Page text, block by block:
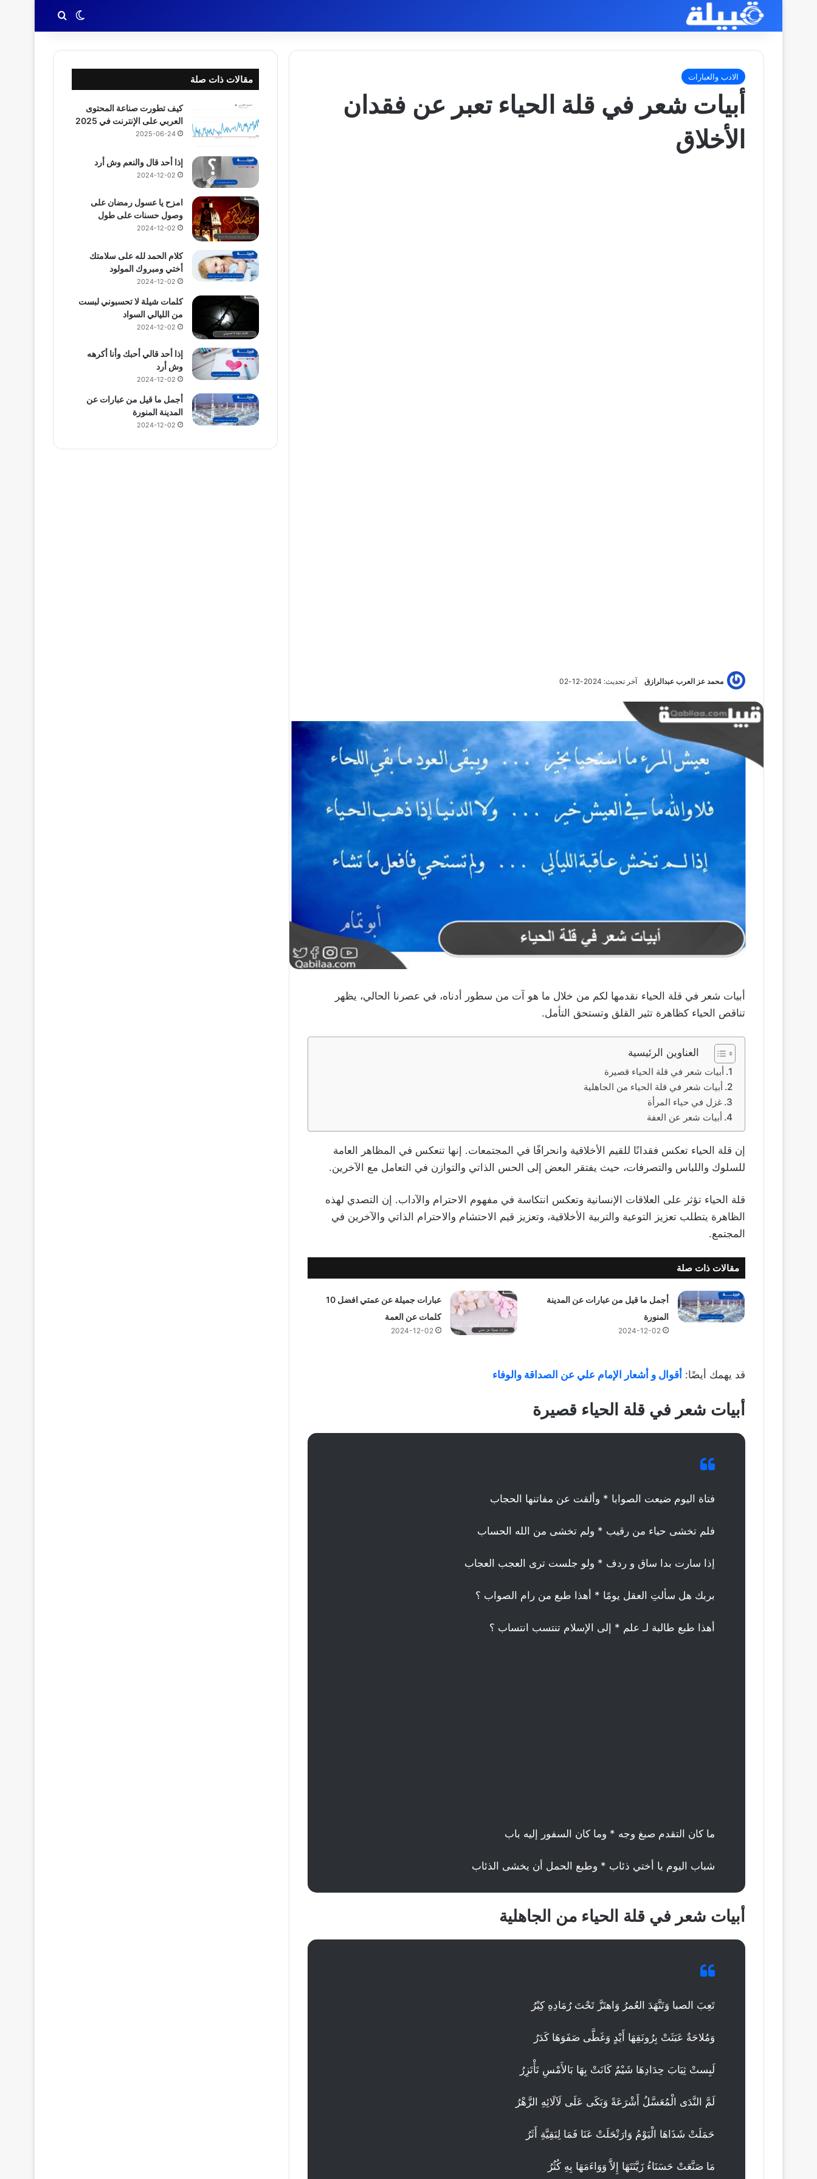
الوضع المظلم
بحث عن
الادب والعبارات
أبيات شعر في قلة الحياء تعبر عن فقدان
الأخلاق
محمد عز العرب عبدالرازق آخر تحديث: 2024-12-02
أبيات شعر في قلة الحياء نقدمها لكم من خلال ما هو آت من سطور أدناه، في عصرنا الحالي، يظهر
تناقص الحياء كظاهرة تثير القلق وتستحق التأمل.
العناوين الرئيسية
أبيات شعر في قلة الحياء قصيرة
أبيات شعر في قلة الحياء من الجاهلية
غزل في حياء المرأة
أبيات شعر عن العفة
إن قلة الحياء تعكس فقدانًا للقيم الأخلاقية وانحرافًا في المجتمعات. إنها تنعكس في المظاهر العامة
للسلوك واللباس والتصرفات، حيث يفتقر البعض إلى الحس الذاتي والتوازن في التعامل مع الآخرين.
قلة الحياء تؤثر على العلاقات الإنسانية وتعكس انتكاسة في مفهوم الاحترام والآداب. إن التصدي لهذه
الظاهرة يتطلب تعزيز التوعية والتربية الأخلاقية، وتعزيز قيم الاحتشام والاحترام الذاتي والآخرين في
المجتمع.
مقالات ذات صلة
أجمل ما قيل من عبارات عن المدينة
المنورة
2024-12-02
عبارات جميلة عن عمتي افضل 10
كلمات عن العمة
2024-12-02
قد يهمك أيضًا: أقوال و أشعار الإمام علي عن الصداقة والوفاء
أبيات شعر في قلة الحياء قصيرة
فتاة اليوم ضيعت الصوابا * وألقت عن مفاتنها الحجاب
فلم تخشى حياء من رقيب * ولم تخشى من الله الحساب
إذا سارت بدا ساق و ردف * ولو جلست ترى العجب العجاب
بربك هل سألتِ العقل يومًا * أهذا طبع من رام الصواب ؟
أهذا طبع طالبة لـ علم * إلى الإسلام تنتسب انتساب ؟
ما كان التقدم صبغ وجه * وما كان السفور إليه باب
شباب اليوم يا أختي ذئاب * وطبع الحمل أن يخشى الذئاب
أبيات شعر في قلة الحياء من الجاهلية
تَعِبَ الصبا وَتَنَّهَدَ العُمرُ وَاهتَزَّ تَحْتَ رُمَادِهِ كِبْرُ
وَمُلاحَةٌ عَبَثَتْ بِرُونَقِهَا أَيْدٍ وَغَطَّى صَفَوَهَا كَدَرُ
لَبِستْ ثِيَابَ حِدَادِهَا شَيْمٌ كَانَتْ بِهَا بَالأَمْسِ تَأْتَزِرُ
لَمَّ النَّدَى الْمُعَسَّلُ أَشْرَعَةً وَبَكَى عَلَى لَآلَائِهِ الزَّهْرُ
حَمَلَتْ شَذَاهَا الْيَوْمُ وَارَتْحَلَتْ عَنَا فَمَا لِبَقِيَّةِ أَثَرُ
مَا صَنَّعَتْ حَسَنَاءُ زَيَّنَتَهَا إِلاَّ وَوَاءَمَهَا بِهِ كُثُرُ
مقالات ذات صلة
كيف تطورت صناعة المحتوى
العربي على الإنترنت في 2025
2025-06-24
إذا أحد قال والنعم وش أرد
2024-12-02
امزح يا عسول رمضان على
وصول حسنات على طول
2024-12-02
كلام الحمد لله على سلامتك
أختي ومبروك المولود
2024-12-02
كلمات شيلة لا تحسبوني لبست
من الليالي السواد
2024-12-02
إذا أحد قالي أحبك وأنا أكرهه
وش أرد
2024-12-02
أجمل ما قيل من عبارات عن
المدينة المنورة
2024-12-02